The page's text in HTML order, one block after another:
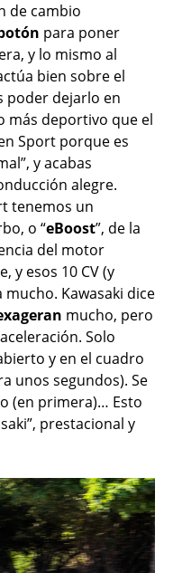
de cambio
para poner
y lo mismo al
bien sobre el
poder dejarlo en
más deportivo que el
Sport porque es
y acabas
alegre.
tenemos un
o “eBoost”, de la
del motor
y esos 10 CV (y
Kawasaki dice
mucho, pero
Solo
y en el cuadro
unos segundos). Se
(en primera)… Esto
prestacional y